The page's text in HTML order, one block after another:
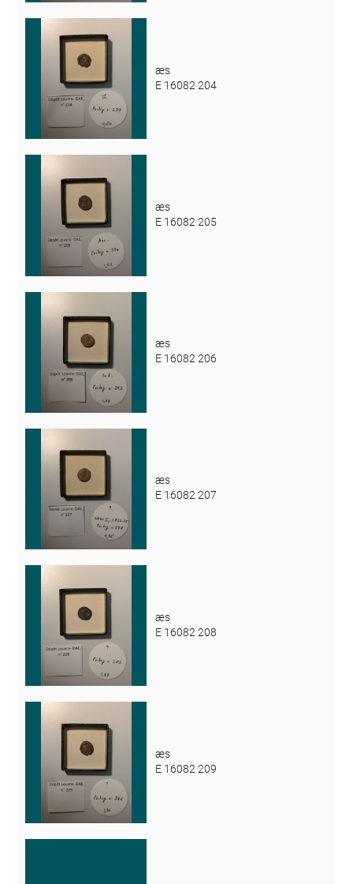
æs
E 16082 204
æs
E 16082 205
æs
E 16082 206
æs
E 16082 207
æs
E 16082 208
æs
E 16082 209